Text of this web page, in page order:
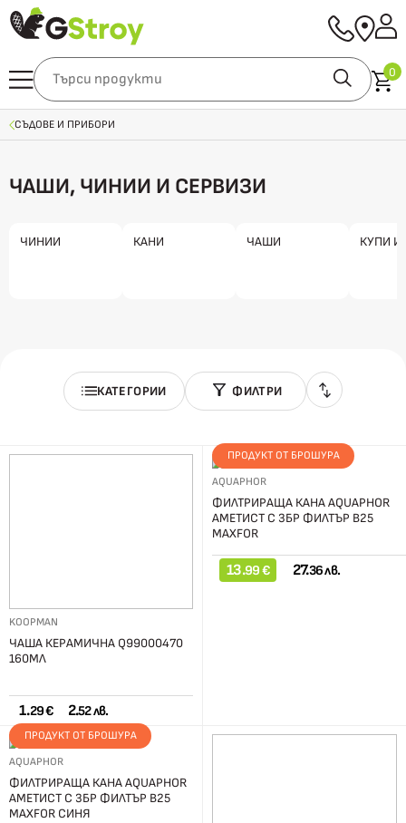
0
СЪДОВЕ И ПРИБОРИ
ЧАШИ, ЧИНИИ И СЕРВИЗИ
ЧИНИИ КАНИ ЧАШИ КУПИ И
КАТЕГОРИИ ФИЛТРИ
KOOPMAN
ЧАША КЕРАМИЧНА Q99000470
160МЛ
1.29 € 2.52 лв.
ПРОДУКТ ОТ БРОШУРА
AQUAPHOR
ФИЛТРИРАЩА КАНА AQUAPHOR
АМЕТИСТ С 3БР ФИЛТЪР В25
MAXFOR
13.99 € 27.36 лв.
ПРОДУКТ ОТ БРОШУРА
AQUAPHOR
ФИЛТРИРАЩА КАНА AQUAPHOR
АМЕТИСТ С 3БР ФИЛТЪР В25
MAXFOR СИНЯ